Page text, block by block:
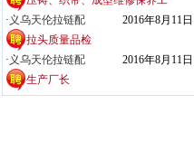
· 义乌天伦拉链配
2016年8月11日
拉头质量品检
· 义乌天伦拉链配
2016年8月11日
生产厂长